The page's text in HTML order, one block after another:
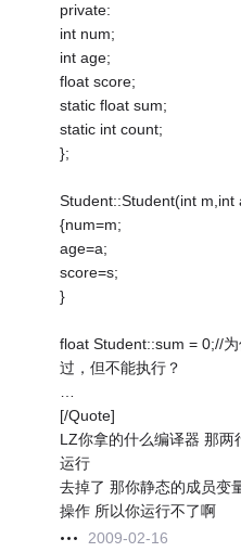
private:
int num;
int age;
float score;
static float sum;
static int count;
};
Student::Student(int m,int
{num=m;
age=a;
score=s;
}
float Student::sum = 0;//
过，但不能执行？
…
[/Quote]
LZ你拿的什么编译器 那两
运行
去掉了 那你静态的成员变
操作 所以你运行不了啊
2009-02-16